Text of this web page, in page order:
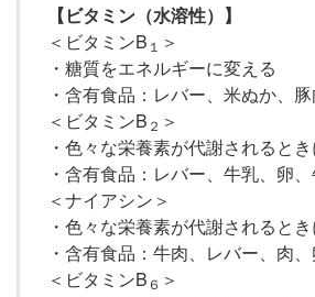
【ビタミン（水溶性）】
＜ビタミンB １ ＞
・糖質をエネルギーに変える
・含有食品：レバー、米ぬか、
＜ビタミンB ２ ＞
・色々な栄養素が代謝されると
・含有食品：レバー、牛乳、卵
＜ナイアシン＞
・色々な栄養素が代謝されると
・含有食品：牛肉、レバー、肉
＜ビタミンB ６ ＞